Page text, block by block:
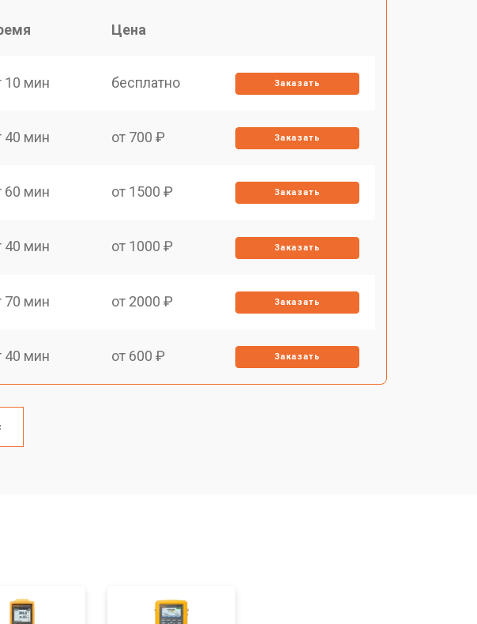
Цена
10 мин бесплатно Заказать
40 мин от 700 ₽ Заказать
60 мин от 1500 ₽ Заказать
40 мин от 1000 ₽ Заказать
70 мин от 2000 ₽ Заказать
40 мин от 600 ₽ Заказать
60 мин